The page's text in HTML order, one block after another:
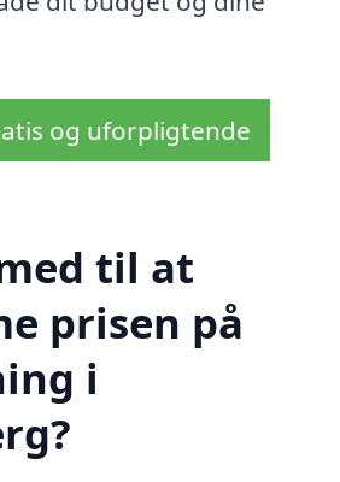
og uforpligtende
til at
prisen på
i